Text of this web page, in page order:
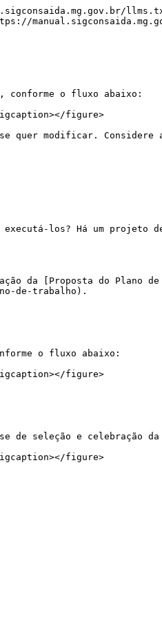
conforme o fluxo abaixo:
figure>
quer modificar.
los? Há um projeto
da [Proposta do Plano de
de-trabalho).
o fluxo abaixo:
figure>
de seleção e celebração